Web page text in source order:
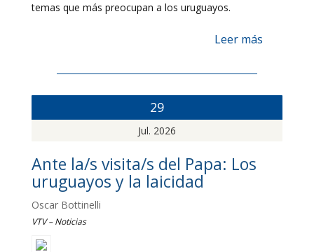
temas que más preocupan a los uruguayos.
Leer más
29
Jul. 2026
Ante la/s visita/s del Papa: Los
uruguayos y la laicidad
Oscar Bottinelli
VTV – Noticias